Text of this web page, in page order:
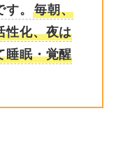
。 毎朝、
性化、夜は
睡眠・覚醒